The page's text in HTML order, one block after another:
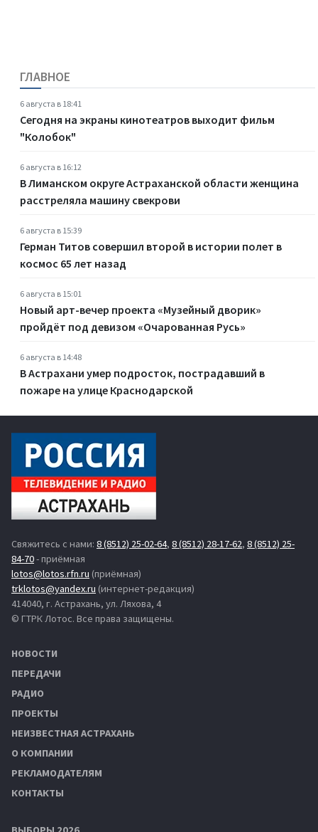
ГЛАВНОЕ
6 августа в 18:41
Сегодня на экраны кинотеатров выходит фильм
"Колобок"
6 августа в 16:12
В Лиманском округе Астраханской области женщина
расстреляла машину свекрови
6 августа в 15:39
Герман Титов совершил второй в истории полет в
космос 65 лет назад
6 августа в 15:01
Новый арт-вечер проекта «Музейный дворик»
пройдёт под девизом «Очарованная Русь»
6 августа в 14:48
В Астрахани умер подросток, пострадавший в
пожаре на улице Краснодарской
Свяжитесь с нами: 8 (8512) 25-02-64, 8 (8512) 28-17-62, 8 (8512) 25-
84-70- приёмная
lotos@lotos.rfn.ru (приёмная)
trklotos@yandex.ru (интернет-редакция)
414040, г. Астрахань, ул. Ляхова, 4
© ГТРК Лотос. Все права защищены.
НОВОСТИ
ПЕРЕДАЧИ
РАДИО
ПРОЕКТЫ
НЕИЗВЕСТНАЯ АСТРАХАНЬ
О КОМПАНИИ
РЕКЛАМОДАТЕЛЯМ
КОНТАКТЫ